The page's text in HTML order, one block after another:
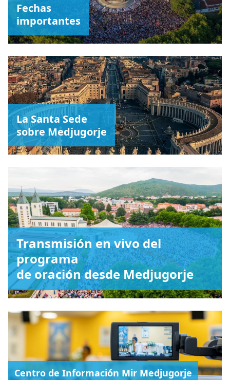
Fechas
importantes
La Santa Sede
sobre Medjugorje
Transmisión en vivo del
programa
de oración desde Medjugorje
Centro de Información Mir Medjugorje